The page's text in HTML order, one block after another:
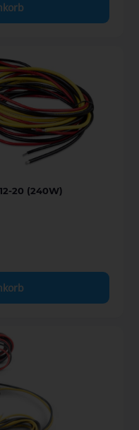
20 (240W)